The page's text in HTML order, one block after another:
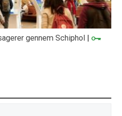
gennem Schiphol |